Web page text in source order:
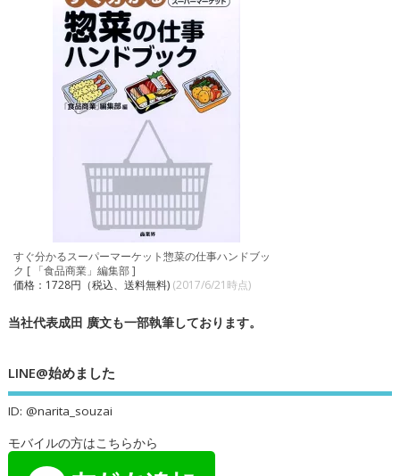
すぐ分かるスーパーマーケット惣菜の仕事ハンドブッ
ク [ 「食品商業」編集部 ]
価格：1728円（税込、送料無料) (2017/6/21時点)
当社代表成田 廣文も一部執筆しております。
LINE@始めました
ID: @narita_souzai
モバイルの方はこちらから